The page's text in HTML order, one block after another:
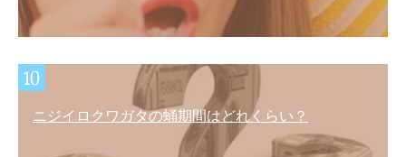
ニジイロクワガタの蛹期間はどれくらい？